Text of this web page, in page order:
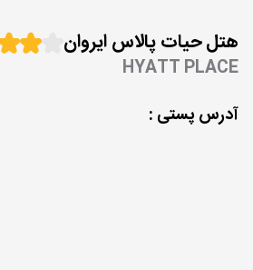
هتل حیات پالاس ایروان
HYATT PLACE
آدرس پستی :